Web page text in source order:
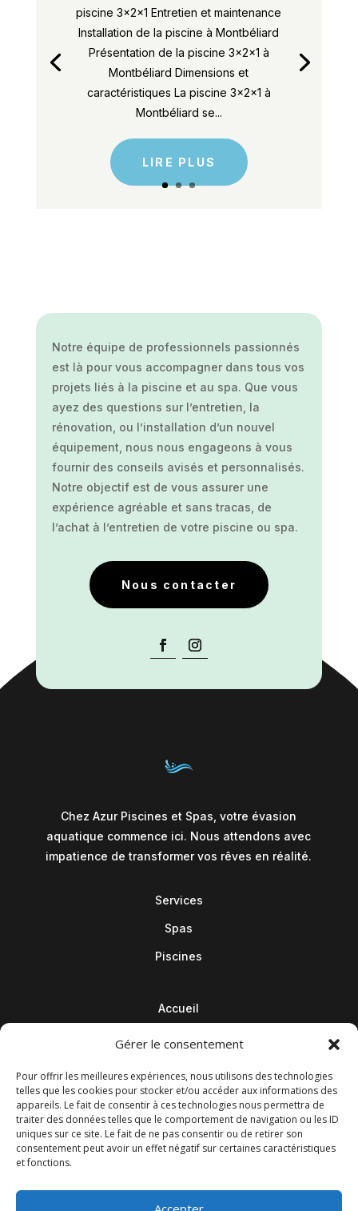
Gérer le consentement
Pour offrir les meilleures expériences, nous utilisons des technologies
telles que les cookies pour stocker et/ou accéder aux informations des
appareils. Le fait de consentir à ces technologies nous permettra de
traiter des données telles que le comportement de navigation ou les ID
uniques sur ce site. Le fait de ne pas consentir ou de retirer son
consentement peut avoir un effet négatif sur certaines caractéristiques
et fonctions.
piscine 3x2x1 Entretien et maintenance
Installation de la piscine à Montbéliard
Présentation de la piscine 3x2x1 à
Montbéliard Dimensions et
caractéristiques La piscine 3x2x1 à
Montbéliard se...
LIRE PLUS
Notre équipe de professionnels passionnés
est là pour vous accompagner dans tous vos
projets liés à la piscine et au spa. Que vous
ayez des questions sur l’entretien, la
rénovation, ou l’installation d’un nouvel
équipement, nous nous engageons à vous
fournir des conseils avisés et personnalisés.
Notre objectif est de vous assurer une
expérience agréable et sans tracas, de
l’achat à l’entretien de votre piscine ou spa.
Nous contacter
Chez Azur Piscines et Spas, votre évasion
aquatique commence ici. Nous attendons avec
impatience de transformer vos rêves en réalité.
Services
Spas
Piscines
Accueil